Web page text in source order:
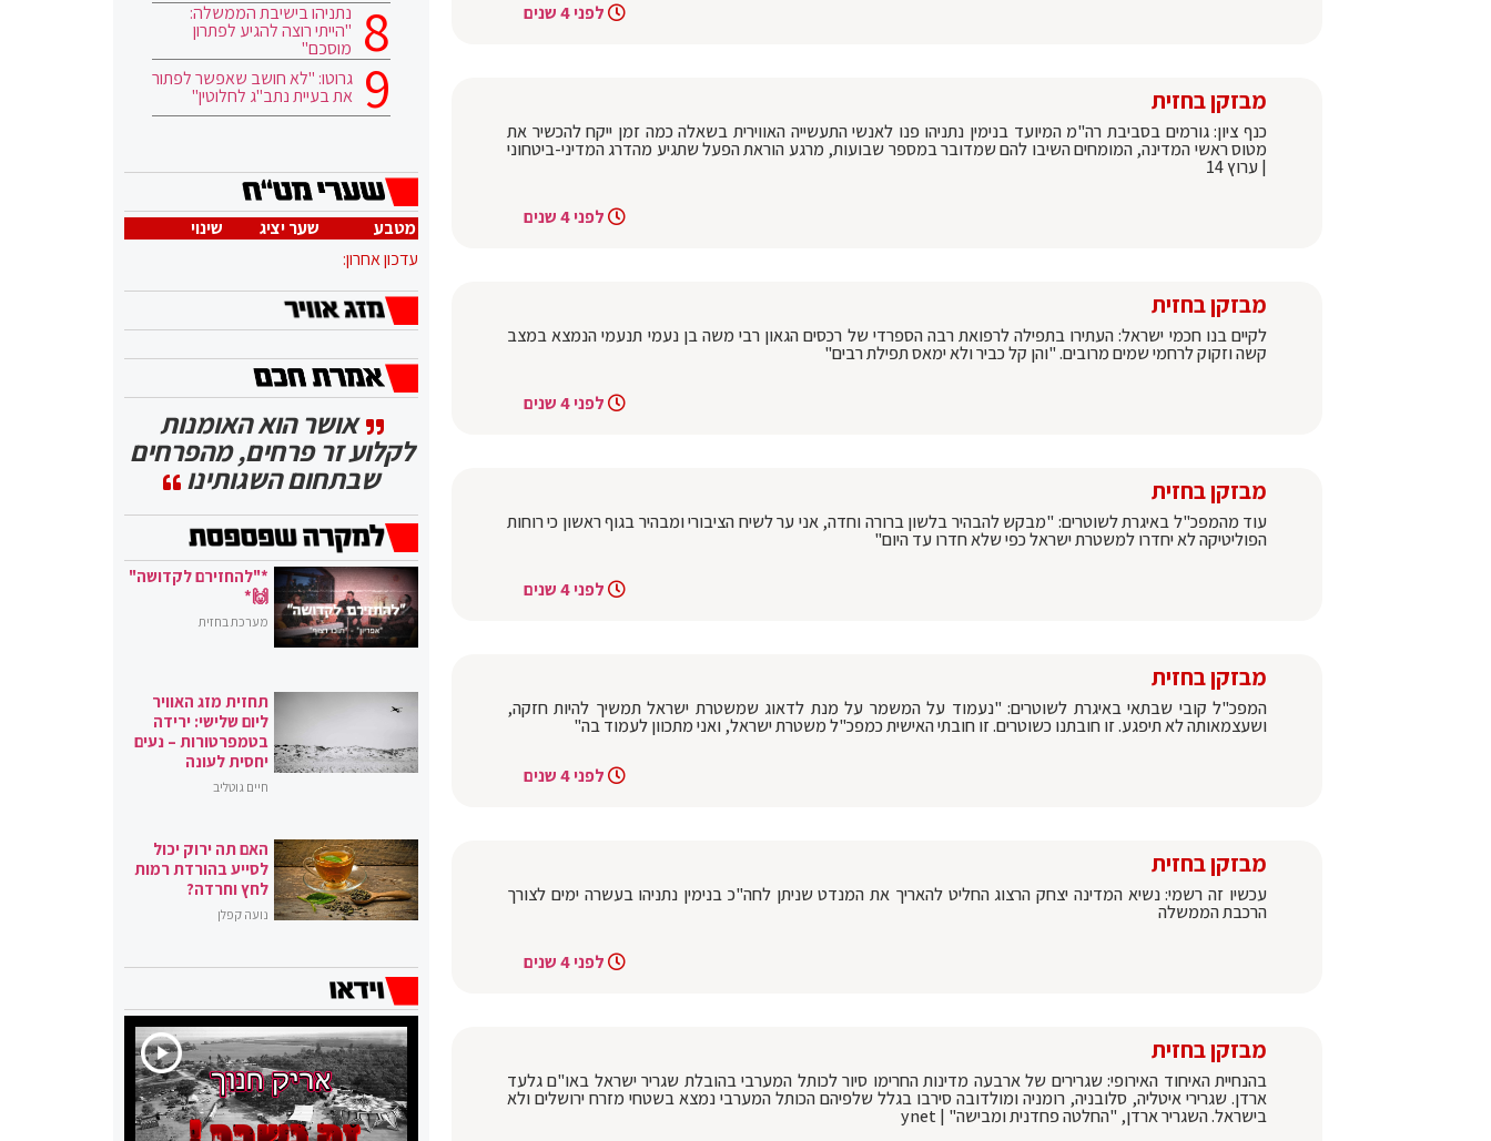
לפני 4 שנים
מבזקן בחזית
כנף ציון: גורמים בסביבת רה"מ המיועד בנימין נתניהו פנו לאנשי התעשייה האווירית בשאלה כמה זמן ייקח להכשיר את
מטוס ראשי המדינה, המומחים השיבו להם שמדובר במספר שבועות, מרגע הוראת הפעל שתגיע מהדרג המדיני-ביטחוני
| ערוץ 14
לפני 4 שנים
מבזקן בחזית
לקיים בנו חכמי ישראל: העתירו בתפילה לרפואת רבה הספרדי של רכסים הגאון רבי משה בן נעמי תנעמי הנמצא במצב
קשה וזקוק לרחמי שמים מרובים. "והן קל כביר ולא ימאס תפילת רבים"
לפני 4 שנים
מבזקן בחזית
עוד מהמפכ"ל באיגרת לשוטרים: "מבקש להבהיר בלשון ברורה וחדה, אני ער לשיח הציבורי ומבהיר בגוף ראשון כי רוחות
הפוליטיקה לא יחדרו למשטרת ישראל כפי שלא חדרו עד היום"
לפני 4 שנים
מבזקן בחזית
המפכ"ל קובי שבתאי באיגרת לשוטרים: "נעמוד על המשמר על מנת לדאוג שמשטרת ישראל תמשיך להיות חזקה,
ושעצמאותה לא תיפגע. זו חובתנו כשוטרים. זו חובתי האישית כמפכ"ל משטרת ישראל, ואני מתכוון לעמוד בה"
לפני 4 שנים
מבזקן בחזית
עכשיו זה רשמי: נשיא המדינה יצחק הרצוג החליט להאריך את המנדט שניתן לחה"כ בנימין נתניהו בעשרה ימים לצורך
הרכבת הממשלה
לפני 4 שנים
מבזקן בחזית
בהנחיית האיחוד האירופי: שגרירים של ארבעה מדינות החרימו סיור לכותל המערבי בהובלת שגריר ישראל באו"ם גלעד
ארדן. שגרירי איטליה, סלובניה, רומניה ומולדובה סירבו בגלל שלפיהם הכותל המערבי נמצא בשטחי מזרח ירושלים ולא
בישראל. השגריר ארדן, "החלטה פחדנית ומבישה" | ynet
נתניהו בישיבת הממשלה:
"הייתי רוצה להגיע לפתרון
מוסכם"
גרוטו: "לא חושב שאפשר לפתור
את בעיית נתב"ג לחלוטין"
מטבע שער יציג
שינוי
עדכון אחרון:
אושר הוא האומנות
לקלוע זר פרחים, מהפרחים
שבתחום השגותינו
*"להחזירם לקדושה"
🙌*
מערכת בחזית
תחזית מזג האוויר
ליום שלישי: ירידה
בטמפרטורות – נעים
יחסית לעונה
חיים גוטליב
האם תה ירוק יכול
לסייע בהורדת רמות
לחץ וחרדה?
נועה קפלן